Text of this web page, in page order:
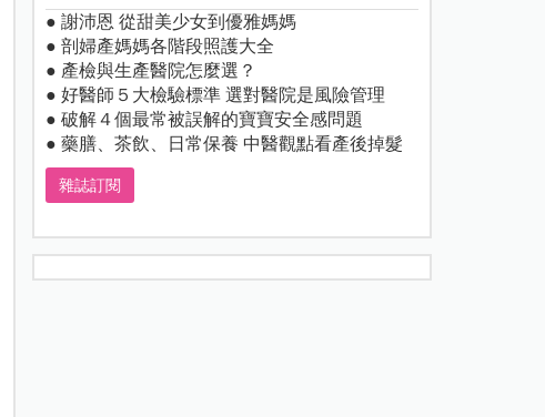
● 謝沛恩 從甜美少女到優雅媽媽
● 剖婦產媽媽各階段照護大全
● 產檢與生產醫院怎麼選？
● 好醫師５大檢驗標準 選對醫院是風險管理
● 破解４個最常被誤解的寶寶安全感問題
● 藥膳、茶飲、日常保養 中醫觀點看產後掉髮
雜誌訂閱